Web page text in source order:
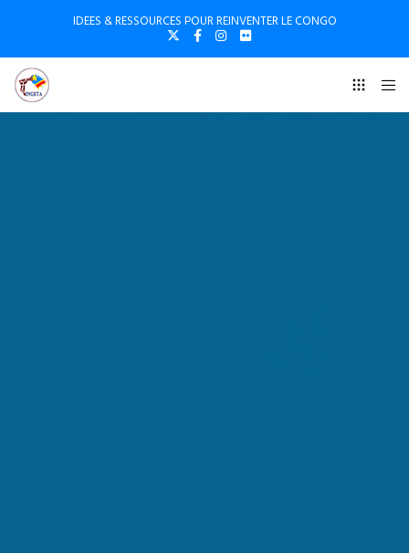
IDEES & RESSOURCES POUR REINVENTER LE CONGO